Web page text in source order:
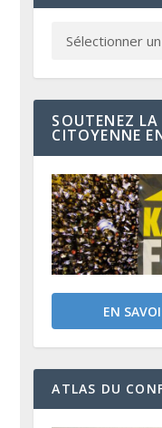
SOUTENEZ
CITOYENNE
EN
ATLAS DU